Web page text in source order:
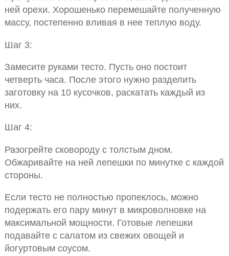
ней орехи. Хорошенько перемешайте полученную
массу, постепенно вливая в нее теплую воду.
Шаг 3:
Замесите руками тесто. Пусть оно постоит
четверть часа. После этого нужно разделить
заготовку на 10 кусочков, раскатать каждый из
них.
Шаг 4:
Разогрейте сковороду с толстым дном.
Обжаривайте на ней лепешки по минутке с каждой
стороны.
Если тесто не полностью пропеклось, можно
подержать его пару минут в микроволновке на
максимальной мощности. Готовые лепешки
подавайте с салатом из свежих овощей и
йогуртовым соусом.